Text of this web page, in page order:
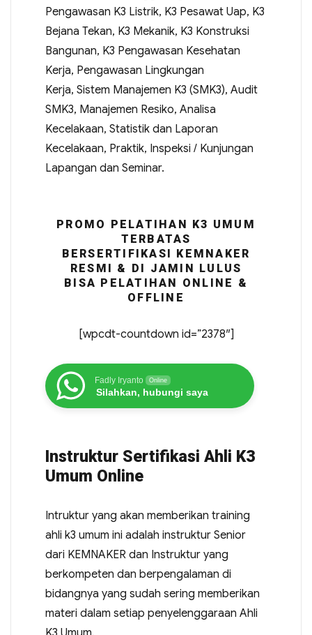
Pengawasan K3 Listrik, K3 Pesawat Uap, K3
Bejana Tekan, K3 Mekanik, K3 Konstruksi
Bangunan, K3 Pengawasan Kesehatan
Kerja, Pengawasan Lingkungan
Kerja, Sistem Manajemen K3 (SMK3), Audit
SMK3, Manajemen Resiko, Analisa
Kecelakaan, Statistik dan Laporan
Kecelakaan, Praktik, Inspeksi / Kunjungan
Lapangan dan Seminar.
PROMO PELATIHAN K3 UMUM
TERBATAS
BERSERTIFIKASI KEMNAKER
RESMI & DI JAMIN LULUS
BISA PELATIHAN ONLINE &
OFFLINE
[wpcdt-countdown id=”2378″]
Fadly Iryanto Online
Silahkan, hubungi saya
Instruktur Sertifikasi Ahli K3
Umum Online
Intruktur yang akan memberikan training
ahli k3 umum ini adalah instruktur Senior
dari KEMNAKER dan Instruktur yang
berkompeten dan berpengalaman di
bidangnya yang sudah sering memberikan
materi dalam setiap penyelenggaraan Ahli